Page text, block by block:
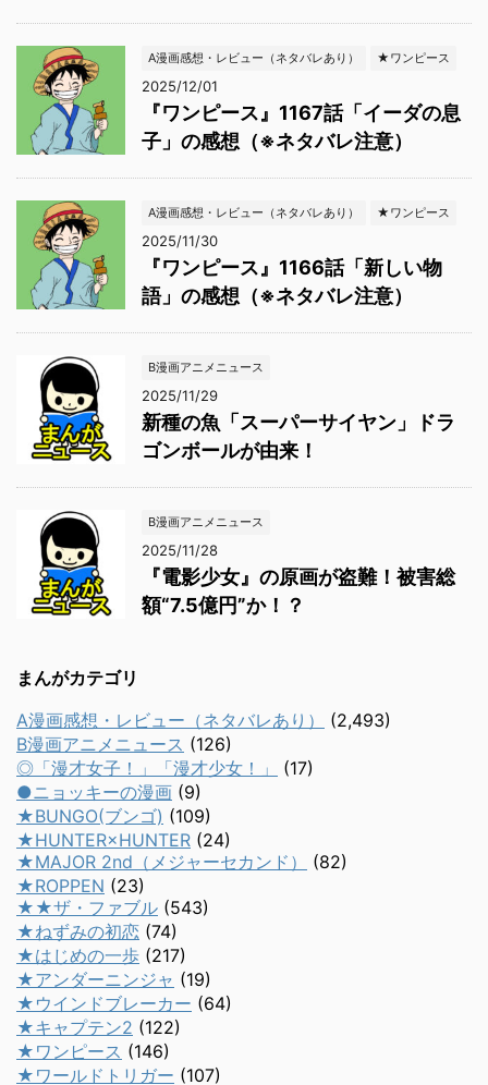
A漫画感想・レビュー（ネタバレあり） ★ワンピース
2025/12/01
『ワンピース』1167話「イーダの息
子」の感想（※ネタバレ注意）
A漫画感想・レビュー（ネタバレあり） ★ワンピース
2025/11/30
『ワンピース』1166話「新しい物
語」の感想（※ネタバレ注意）
B漫画アニメニュース
2025/11/29
新種の魚「スーパーサイヤン」ドラ
ゴンボールが由来！
B漫画アニメニュース
2025/11/28
『電影少女』の原画が盗難！被害総
額“7.5億円”か！？
まんがカテゴリ
A漫画感想・レビュー（ネタバレあり）
(2,493)
B漫画アニメニュース (126)
◎「漫才女子！」「漫才少女！」
(17)
●ニョッキーの漫画 (9)
★BUNGO(ブンゴ) (109)
★HUNTER×HUNTER (24)
★MAJOR 2nd（メジャーセカンド）
(82)
★ROPPEN (23)
★★ザ・ファブル (543)
★ねずみの初恋 (74)
★はじめの一歩 (217)
★アンダーニンジャ (19)
★ウインドブレーカー (64)
★キャプテン2 (122)
★ワンピース (146)
★ワールドトリガー (107)